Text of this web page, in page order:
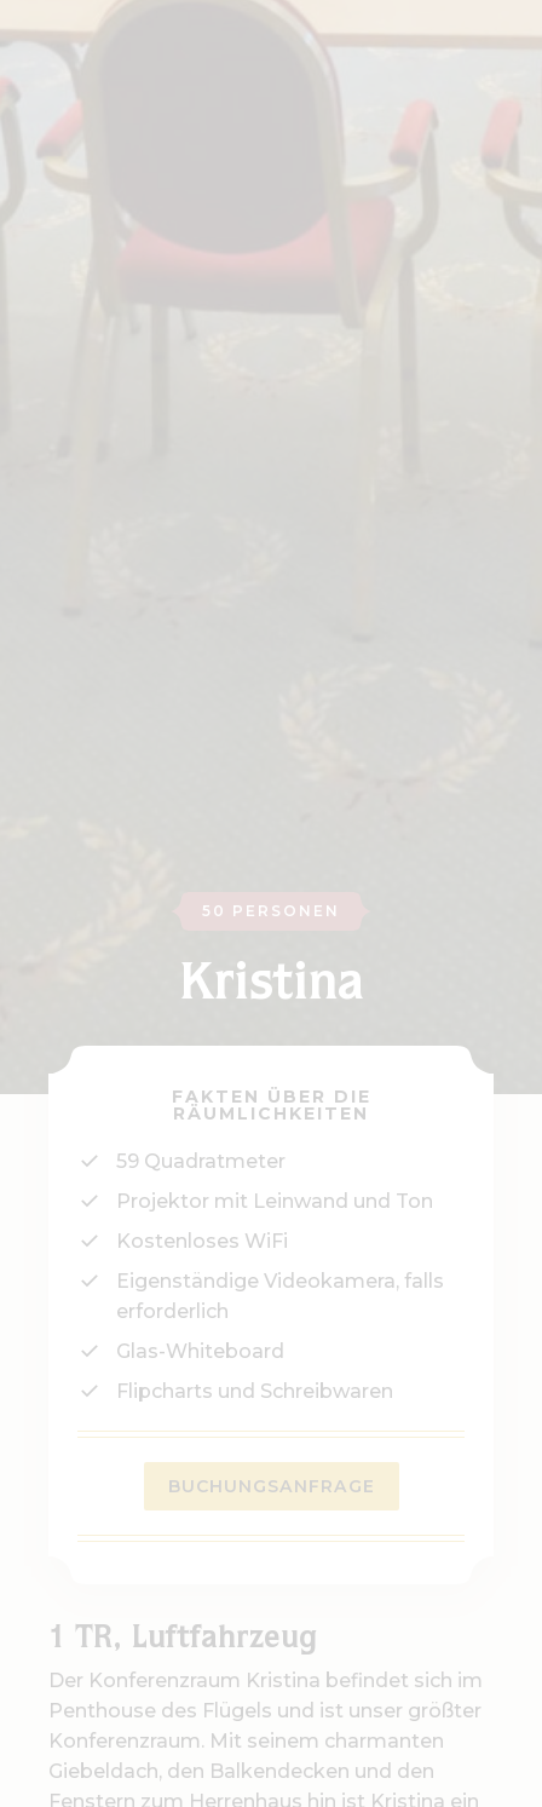
FAKTEN ÜBER DIE
RÄUMLICHKEITEN
59 Quadratmeter
Projektor mit Leinwand und Ton
Kostenloses WiFi
Eigenständige Videokamera, falls
erforderlich
Glas-Whiteboard
Flipcharts und Schreibwaren
BUCHUNGSANFRAGE
50 PERSONEN
Kristina
1 TR, Luftfahrzeug
Der Konferenzraum Kristina befindet sich im
Penthouse des Flügels und ist unser größter
Konferenzraum. Mit seinem charmanten
Giebeldach, den Balkendecken und den
Fenstern zum Herrenhaus hin ist Kristina ein